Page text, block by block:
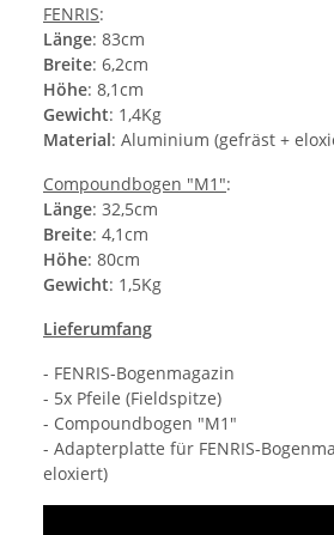
FENRIS:
Länge: 83cm
Breite: 6,2cm
Höhe: 8,1cm
Gewicht: 1,4Kg
Material: Aluminium (gefräst +
Compoundbogen "M1":
Länge: 32,5cm
Breite: 4,1cm
Höhe: 80cm
Gewicht: 1,5Kg
Lieferumfang
- FENRIS-Bogenmagazin
- 5x Pfeile (Fieldspitze)
- Compoundbogen "M1"
- Adapterplatte für FENRIS-
eloxiert)